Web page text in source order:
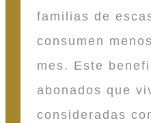
familias de
consumen
mes. Este
abonados que
consideradas